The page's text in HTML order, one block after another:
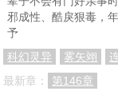
邪成性、酷戾狠毒，
予
科幻灵异
雾矢翊
最新章：
第146章